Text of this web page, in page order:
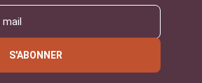
S'ABONNER